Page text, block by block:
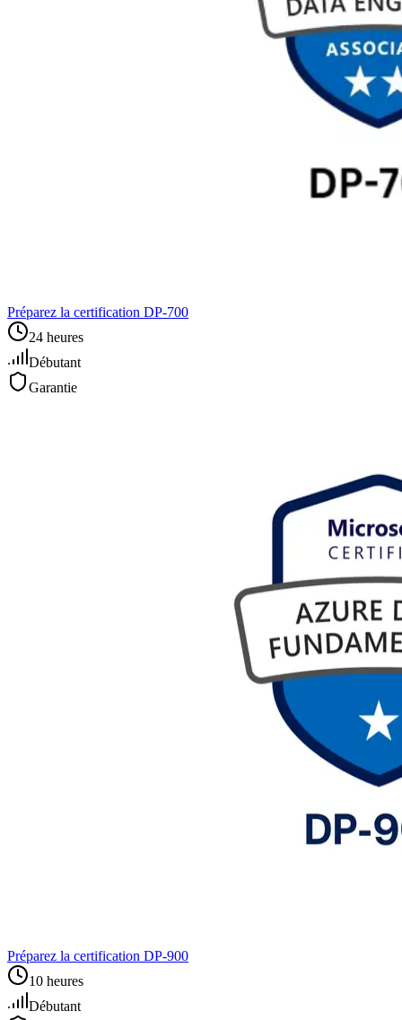
Préparez la certification DP‑700
24 heures
Débutant
Garantie
Préparez la certification DP‑900
10 heures
Débutant